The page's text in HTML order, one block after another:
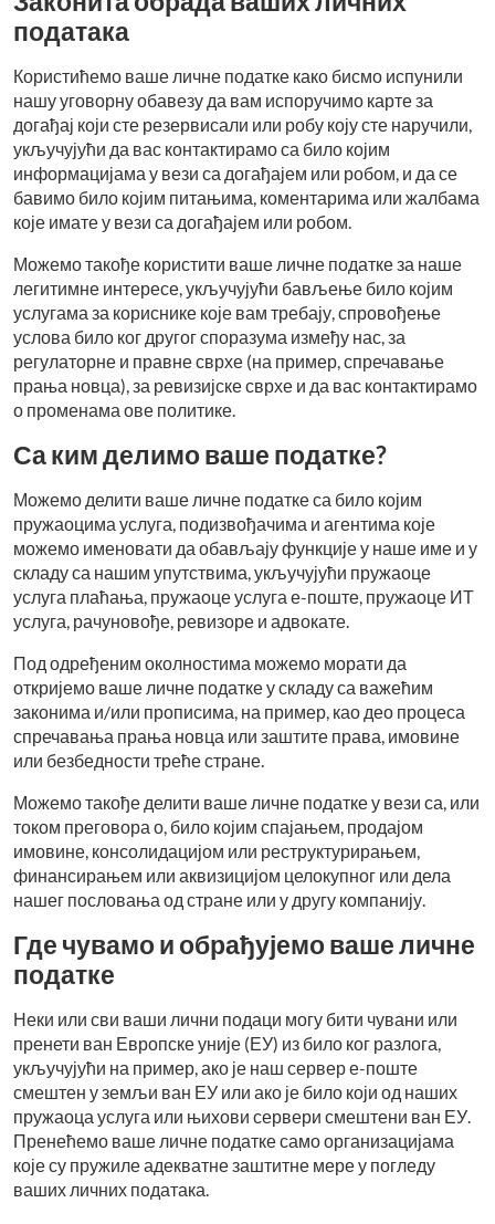
података
Користићемо ваше личне податке како бисмо испунили
нашу уговорну обавезу да вам испоручимо карте за
догађај који сте резервисали или робу коју сте наручили,
укључујући да вас контактирамо са било којим
информацијама у вези са догађајем или робом, и да се
бавимо било којим питањима, коментарима или жалбама
које имате у вези са догађајем или робом.
Можемо такође користити ваше личне податке за наше
легитимне интересе, укључујући бављење било којим
услугама за кориснике које вам требају, спровођење
услова било ког другог споразума између нас, за
регулаторне и правне сврхе (на пример, спречавање
прања новца), за ревизијске сврхе и да вас контактирамо
о променама ове политике.
Са ким делимо ваше податке?
Можемо делити ваше личне податке са било којим
пружаоцима услуга, подизвођачима и агентима које
можемо именовати да обављају функције у наше име и у
складу са нашим упутствима, укључујући пружаоце
услуга плаћања, пружаоце услуга е-поште, пружаоце ИТ
услуга, рачуновође, ревизоре и адвокате.
Под одређеним околностима можемо морати да
откријемо ваше личне податке у складу са важећим
законима и/или прописима, на пример, као део процеса
спречавања прања новца или заштите права, имовине
или безбедности треће стране.
Можемо такође делити ваше личне податке у вези са, или
током преговора о, било којим спајањем, продајом
имовине, консолидацијом или реструктурирањем,
финансирањем или аквизицијом целокупног или дела
нашег пословања од стране или у другу компанију.
Где чувамо и обрађујемо ваше личне
податке
Неки или сви ваши лични подаци могу бити чувани или
пренети ван Европске уније (ЕУ) из било ког разлога,
укључујући на пример, ако је наш сервер е-поште
смештен у земљи ван ЕУ или ако је било који од наших
пружаоца услуга или њихови сервери смештени ван ЕУ.
Пренећемо ваше личне податке само организацијама
које су пружиле адекватне заштитне мере у погледу
ваших личних података.